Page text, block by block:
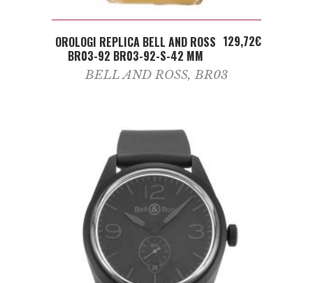
ADD TO CART
OROLOGI REPLICA BELL AND ROSS
BR03-92 BR03-92-S-42 MM
129,72€
BELL AND ROSS,BR03